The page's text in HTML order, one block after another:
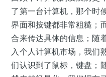
了第一台计算机，那个时
界面和按键都非常粗糙；
合来传达具体的信息；随
入个人计算机市场，我们
们认识到了鼠标，键盘；